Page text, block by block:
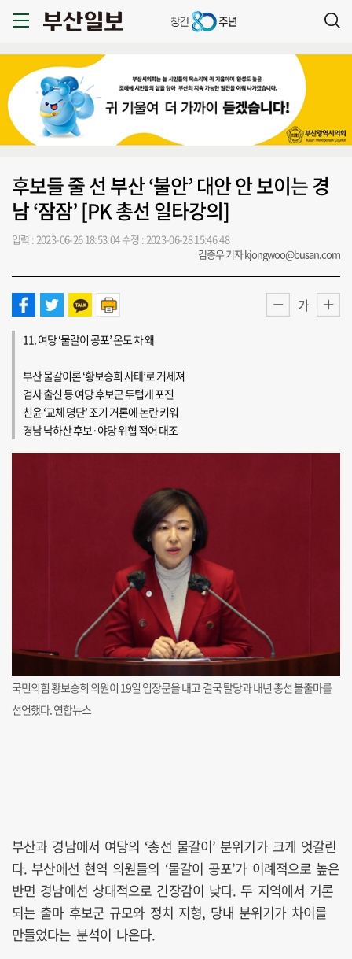
후보들 줄 선 부산 ‘불안’ 대안 안 보이는 경
남 ‘잠잠’ [PK 총선 일타강의]
입력 : 2023-06-26 18:53:04수정 : 2023-06-28 15:46:48
김종우 기자 kjongwoo@busan.com
가
11. 여당 ‘물갈이 공포’ 온도 차 왜
부산 물갈이론 ‘황보승희 사태’로 거세져
검사 출신 등 여당 후보군 두텁게 포진
친윤 ‘교체 명단’ 조기 거론에 논란 키워
경남 낙하산 후보·야당 위협 적어 대조
국민의힘 황보승희 의원이 19일 입장문을 내고 결국 탈당과 내년 총선 불출마를
선언했다. 연합뉴스
부산과 경남에서 여당의 ‘총선 물갈이’ 분위기가 크게 엇갈린
다. 부산에선 현역 의원들의 ‘물갈이 공포’가 이례적으로 높은
반면 경남에선 상대적으로 긴장감이 낮다. 두 지역에서 거론
되는 출마 후보군 규모와 정치 지형, 당내 분위기가 차이를
만들었다는 분석이 나온다.